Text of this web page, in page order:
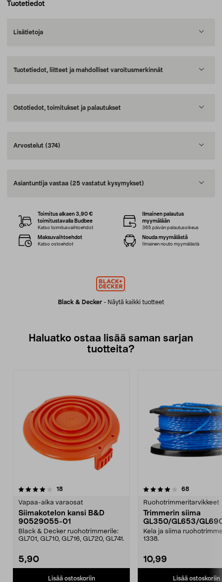
Tuotetiedot
Lisätietoja
Tuotetiedot, liitteet ja mahdolliset varoitusmerkinnät
Ostotiedot, toimitukset ja palautukset
Arvostelut (374)
Asiantuntija vastaa (25 vastatut kysymykset)
Black & Decker - Näytä kaikki tuotteet
Toimitus alkaen 3,90 €
toimitustavalla Budbee
Katso toimitusvaihtoehdot
Ilmainen palautus
myymälään
365 päivän palautusoikeus
Maksuvaihtoehdot
Katso ostoehdot
Nouda myymälästä
Ilmainen nouto myymälästä
Haluatko ostaa lisää saman sarjan
tuotteita?
18arvostelut
Vapaa-aika varaosat
Siimakotelon kansi B&D
90529055-01
Black & Decker ruohotrimmerile:
GL701, GL710, GL716, GL720, GL741.
5,90
Lisää ostoskoriin
4.0viidestä
68arvostelut
Ruohotrimmeritarvikkeet
Trimmerin siima
GL350/GL653/
Kela ja siima
1338.
10,99
Lisää ostoskoriin
4.5viidestä